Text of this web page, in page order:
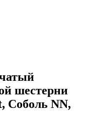
шестерни
Соболь NN,